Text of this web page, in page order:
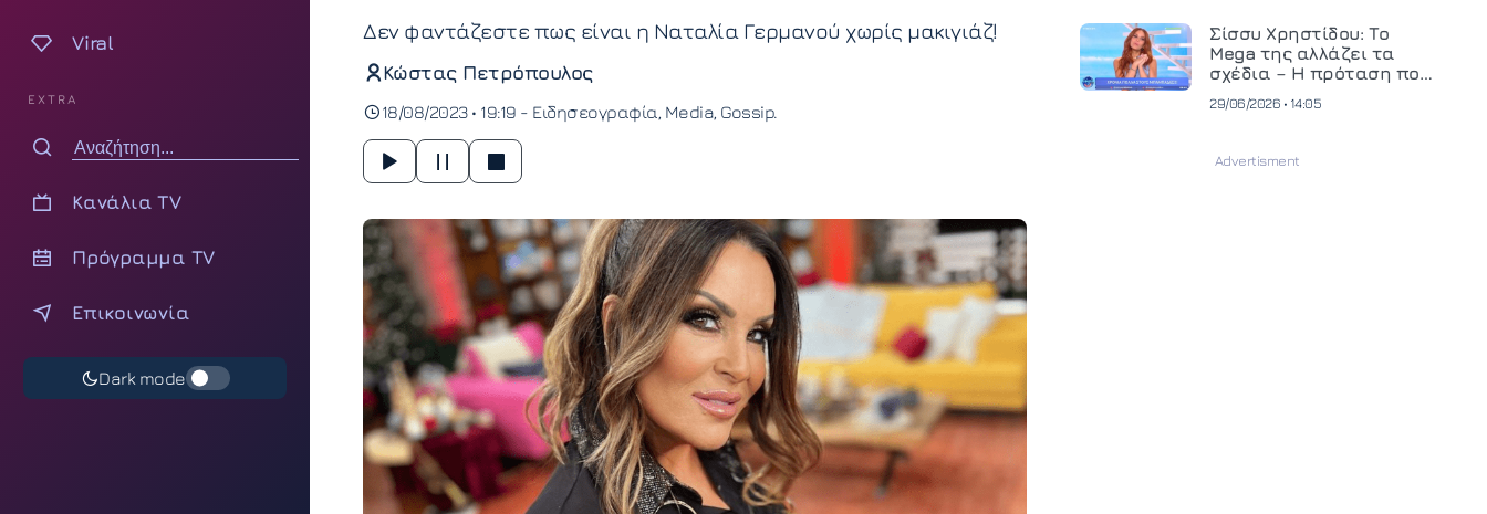
Viral
EXTRA
Κανάλια TV
Πρόγραμμα TV
Επικοινωνία
Dark mode
Δεν φαντάζεστε πως είναι η Ναταλία Γερμανού χωρίς μακιγιάζ!
Κώστας Πετρόπουλος
18/08/2023 • 19:19 - Ειδησεογραφία Media Gossip
και ανεβάζει τον πήχη
στην παραγωγή
οπτικοακουστικού
περιεχομένου
Σίσσυ Χρηστίδου: Το
Mega της αλλάζει τα
σχέδια – Η πρόταση που
29/06/2026 • 14:05